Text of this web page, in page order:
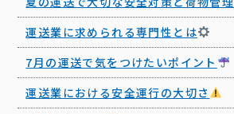
運送業に求められる専門性とは
7月の運送で気をつけたいポイント
運送業における安全運行の大切さ